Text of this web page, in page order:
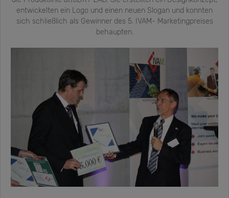
entwickelten ein Logo und einen neuen Slogan und konnten
sich schließlich als Gewinner des 5. IVAM- Marketingpreises
behaupten.